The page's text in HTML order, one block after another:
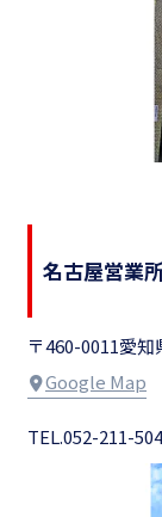
名古屋営業
〒460-0011愛知
Google Map
TEL.052-211-